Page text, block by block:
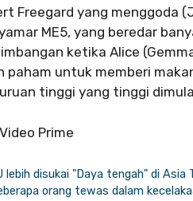
Freegard yang menggoda
ME5, yang beredar
ketika Alice
paham untuk memberi
tinggi yang tinggi
Prime
lebih disukai "Daya tengah" di Asia
orang tewas dalam